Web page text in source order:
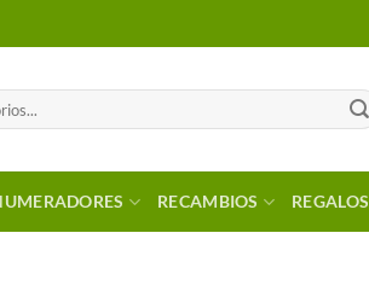
RECAMBIOS REGALOS